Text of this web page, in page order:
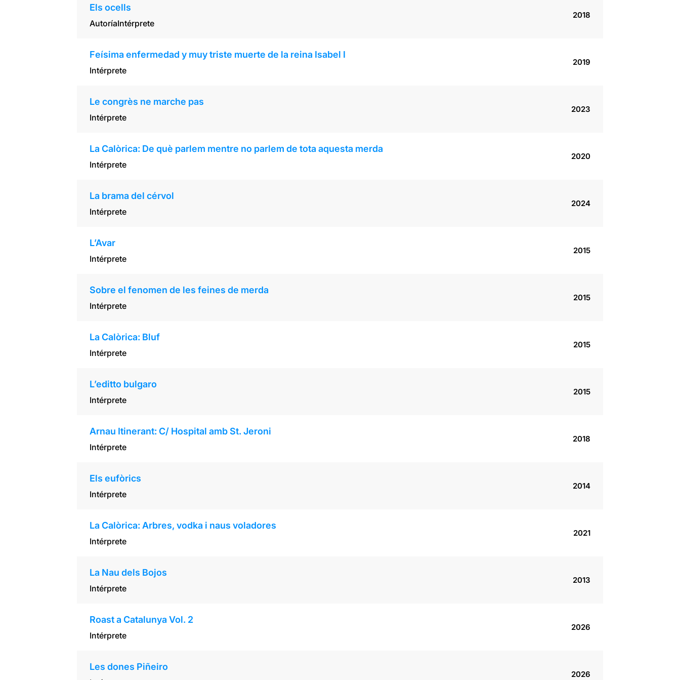
Els ocells
AutoríaIntérprete
2018
Feísima enfermedad y muy triste muerte de la reina Isabel I
Intérprete
2019
Le congrès ne marche pas
Intérprete
2023
La Calòrica: De què parlem mentre no parlem de tota aquesta merda
Intérprete
2020
La brama del cérvol
Intérprete
2024
L’Avar
Intérprete
2015
Sobre el fenomen de les feines de merda
Intérprete
2015
La Calòrica: Bluf
Intérprete
2015
L’editto bulgaro
Intérprete
2015
Arnau Itinerant: C/ Hospital amb St. Jeroni
Intérprete
2018
Els eufòrics
Intérprete
2014
La Calòrica: Arbres, vodka i naus voladores
Intérprete
2021
La Nau dels Bojos
Intérprete
2013
Roast a Catalunya Vol. 2
Intérprete
2026
Les dones Piñeiro
2026